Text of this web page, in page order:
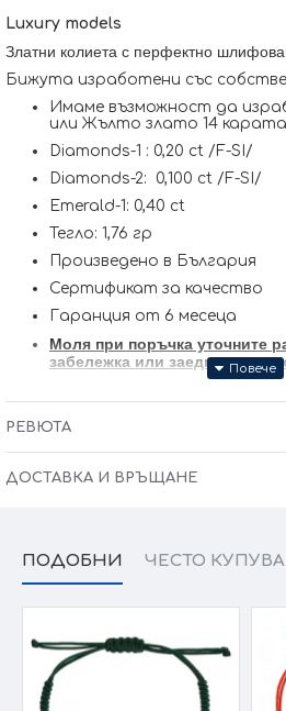
Luxury models
Златни колиета с перфектно
Бижута изработени със
Имаме възможност да
или Жълто злато 14 карата
Diamonds-1 : 0,20 ct /F-SI/
Diamonds-2: 0,100 ct /F-SI/
Emerald-1: 0,40 ct
Тегло: 1,76 гр
Произведено в България
Сертификат за качество
Гаранция от 6 месеца
Моля при поръчка уточните
забележка или заедно с наш
нашите продукти се
размера на изделието. При
свържем с Вас, за да уточним
изисквания за изработката.
РЕВЮТА
ДОСТАВКА И ВРЪЩАНЕ
ПОДОБНИ ЧЕСТО